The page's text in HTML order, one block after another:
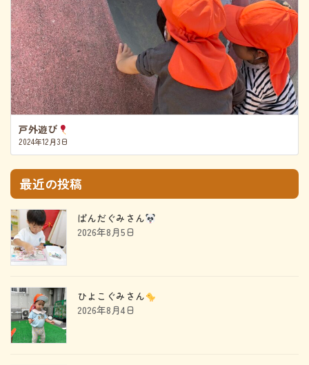
戸外遊び
2024年12月3日
最近の投稿
ぱんだぐみさん
2026年8月5日
ひよこぐみさん
2026年8月4日